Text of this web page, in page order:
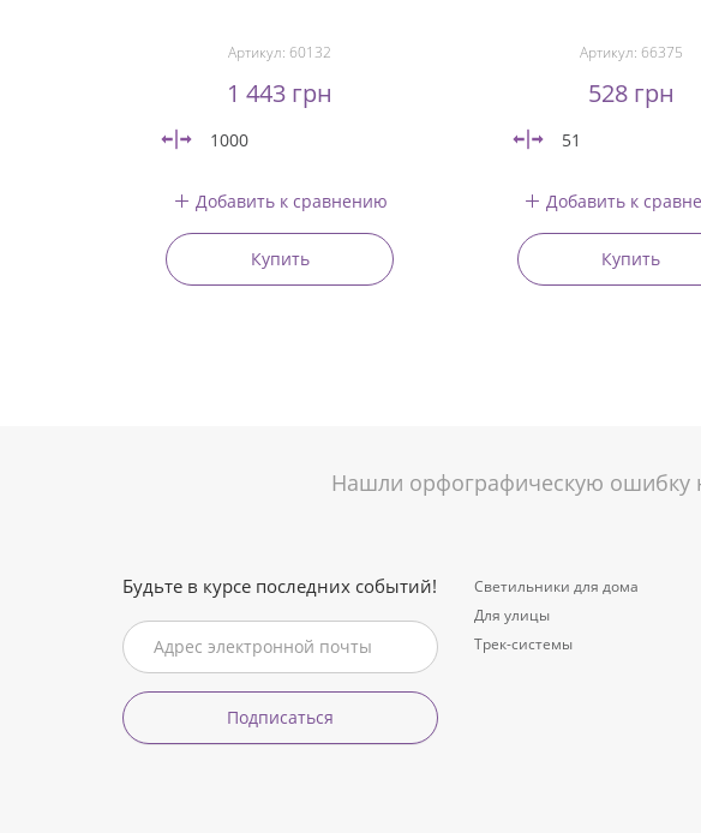
Артикул: 60132
1 443 грн
1000
Добавить к сравнению
Купить
Артикул: 66375
528 грн
51
Добавить к
Купить
Нашли орфографическую ошибку
Будьте в курсе последних событий!
Подписаться
Светильники для дома
Для улицы
Трек-системы